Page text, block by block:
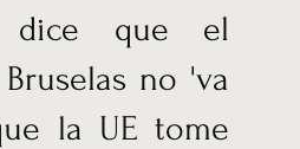
que el
no 'va
la UE tome